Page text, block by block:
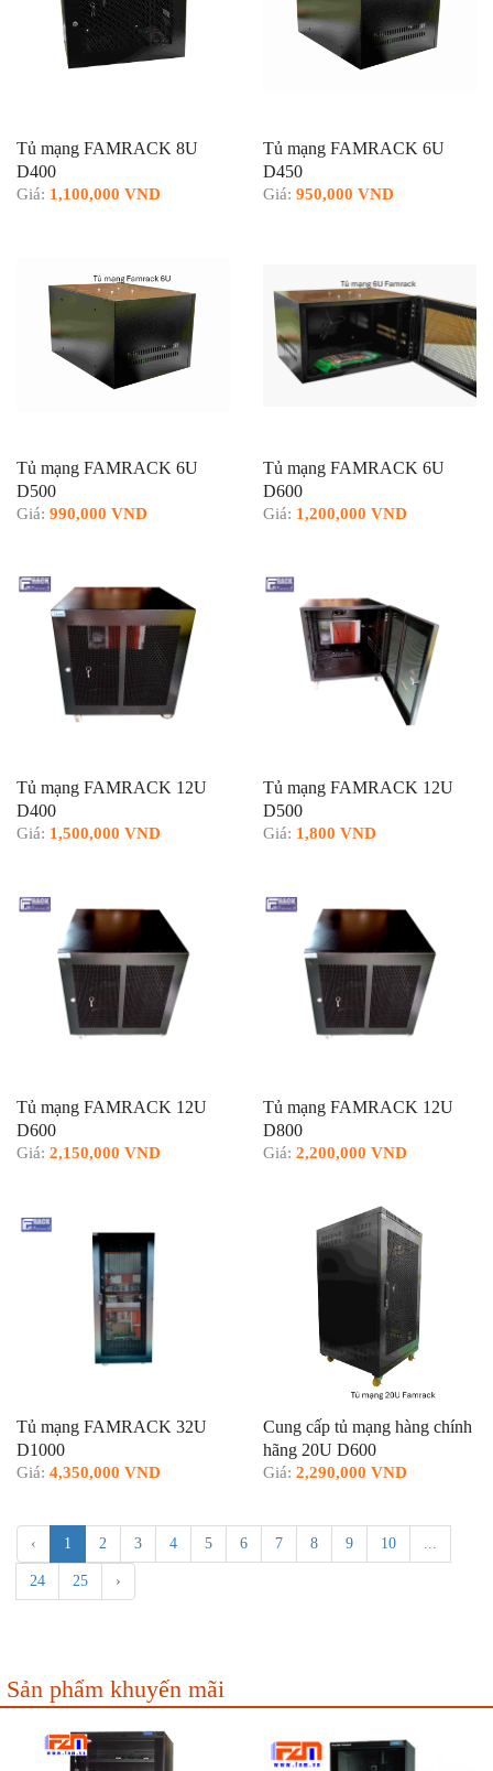
Tủ mạng FAMRACK 8U
D400
Giá: 1,100,000 VND
Tủ mạng FAMRACK 6U
D450
Giá: 950,000 VND
Tủ mạng FAMRACK 6U
D500
Giá: 990,000 VND
Tủ mạng FAMRACK 6U
D600
Giá: 1,200,000 VND
Tủ mạng FAMRACK 12U
D400
Giá: 1,500,000 VND
Tủ mạng FAMRACK 12U
D500
Giá: 1,800 VND
Tủ mạng FAMRACK 12U
D600
Giá: 2,150,000 VND
Tủ mạng FAMRACK 12U
D800
Giá: 2,200,000 VND
Tủ mạng FAMRACK 32U
D1000
Giá: 4,350,000 VND
Cung cấp tủ mạng hàng chính
hãng 20U D600
Giá: 2,290,000 VND
‹ 1 2 3 4 5 6 7 8 9 10 ...
24 25 ›
Sản phẩm khuyến mãi